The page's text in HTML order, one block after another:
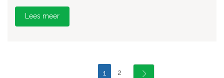
Lees meer
1 2